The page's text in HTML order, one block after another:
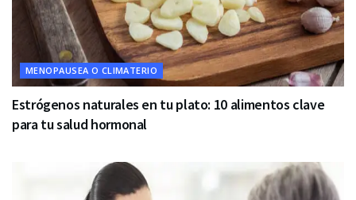
MENOPAUSEA O CLIMATERIO
Estrógenos naturales en tu plato: 10 alimentos clave
para tu salud hormonal